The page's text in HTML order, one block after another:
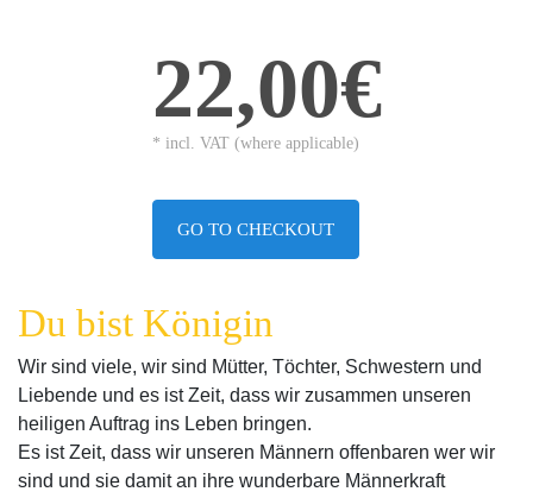
22,00€
* incl. VAT (where applicable)
GO TO CHECKOUT
Du bist Königin
Wir sind viele, wir sind Mütter, Töchter, Schwestern und
Liebende und es ist Zeit, dass wir zusammen unseren
heiligen Auftrag ins Leben bringen.
Es ist Zeit, dass wir unseren Männern offenbaren wer wir
sind und sie damit an ihre wunderbare Männerkraft